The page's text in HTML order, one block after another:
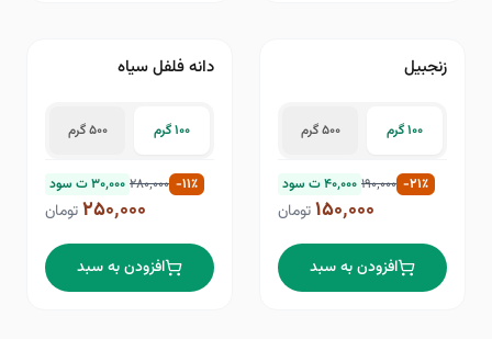
زنجبیل
۱۰۰ گرم ۵۰۰ گرم
-۲۱٪ ۱۹۰٬۰۰۰ ۴۰٬۰۰۰ت سود
۱۵۰٬۰۰۰تومان
افزودن به سبد
دانه فلفل سیاه
۱۰۰ گرم ۵۰۰ گرم
-۱۱٪ ۲۸۰٬۰۰۰ ۳۰٬۰۰۰ت سود
۲۵۰٬۰۰۰تومان
افزودن به سبد